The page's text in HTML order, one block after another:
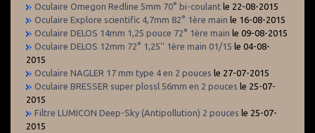
Oculaire Omegon Redline 5mm 70° bi-coulant le 22-08-2015
Oculaire Explore scientific 4,7mm 82° 1ère main le 16-08-2015
Oculaire DELOS 14mm 1,25 pouce 72° 1ère main le 09-08-2015
Oculaire DELOS 12mm 72° 1,25'' 1ère main 01/15 le 04-08-
2015
Oculaire NAGLER 17 mm type 4 en 2 pouces le 27-07-2015
Oculaire BRESSER super plossl 56mm en 2 pouces le 25-07-
2015
Filtre LUMICON Deep-Sky (Antipollution) 2 pouces le 25-07-
2015